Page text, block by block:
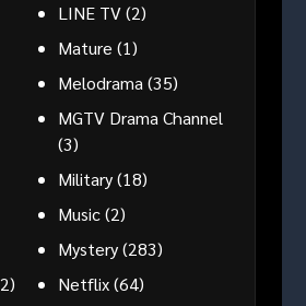
LINE TV(2)
Mature (1)
Melodrama(35)
MGTV Drama Channel
(3)
Military(18)
Music(2)
Mystery(283)
Netflix(64)